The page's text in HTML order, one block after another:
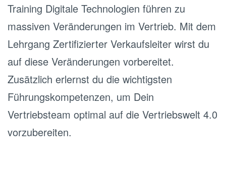
Training Digitale Technologien führen zu
massiven Veränderungen im Vertrieb. Mit dem
Lehrgang Zertifizierter Verkaufsleiter wirst du
auf diese Veränderungen vorbereitet.
Zusätzlich erlernst du die wichtigsten
Führungskompetenzen, um Dein
Vertriebsteam optimal auf die Vertriebswelt 4.0
vorzubereiten.